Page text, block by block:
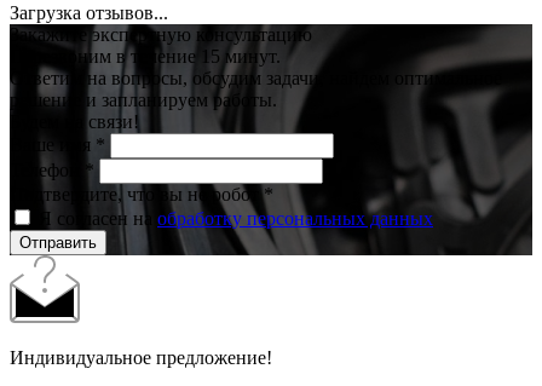
Загрузка отзывов...
Закажите экспертную консультацию
Перезвоним в течение 15 минут.
Ответим на вопросы, обсудим задачи, найдем оптимальное
решение и запланируем работы.
Будем на связи!
Ваше имя *
Телефон
*
Подтвердите, что вы не робот*
Я согласен на обработку персональных данных
Отправить
Индивидуальное предложение!